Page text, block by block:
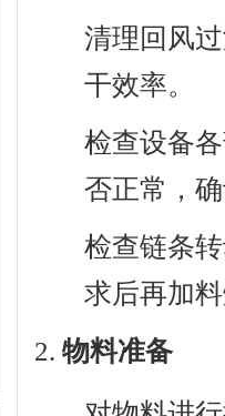
清理回风
干效率。
检查设备
否正常，
检查链条
求后再加
物料准备